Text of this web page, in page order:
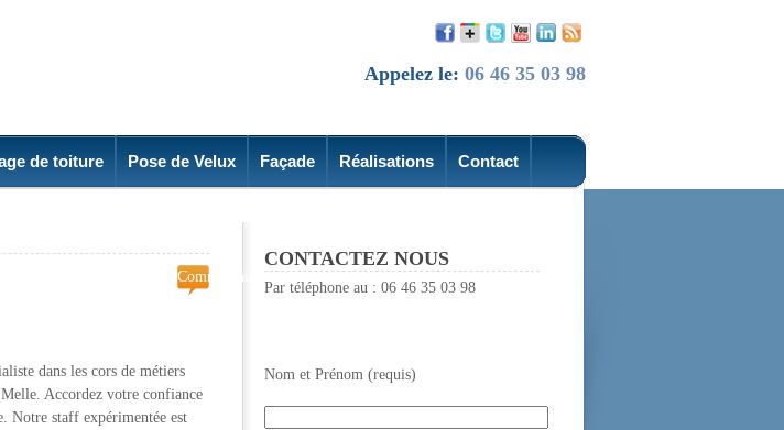
Appelez le: 06 46 35 03 98
de toiture Pose de Velux Façade Réalisations Contact
Commentaires
fermés
intérieure
Melle
dans les cors de métiers
Accordez votre confiance
Notre staff expérimentée est
CONTACTEZ NOUS
Par téléphone au : 06 46 35 03 98
Nom et Prénom (requis)